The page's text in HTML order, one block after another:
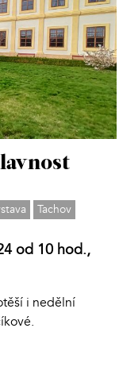
Tachov
od 10 hod.,
i nedělní